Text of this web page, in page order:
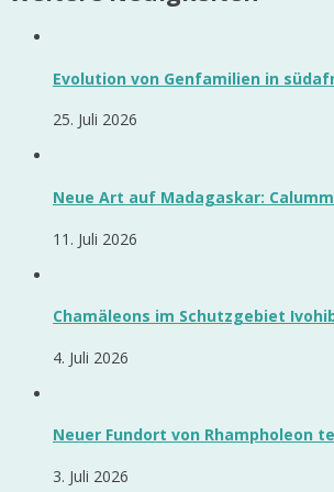
Evolution von Genfamilien in
25. Juli 2026
Neue Art auf Madagaskar:
11. Juli 2026
Chamäleons im Schutzgebiet
4. Juli 2026
Neuer Fundort von Rhampholeon
3. Juli 2026